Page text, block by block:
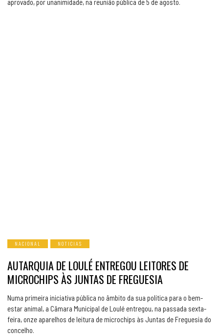
aprovado, por unanimidade, na reunião pública de 5 de agosto.
NACIONAL NOTICIAS
AUTARQUIA DE LOULÉ ENTREGOU LEITORES DE
MICROCHIPS ÀS JUNTAS DE FREGUESIA
Numa primeira iniciativa pública no âmbito da sua política para o bem-
estar animal, a Câmara Municipal de Loulé entregou, na passada sexta-
feira, onze aparelhos de leitura de microchips às Juntas de Freguesia do
concelho.